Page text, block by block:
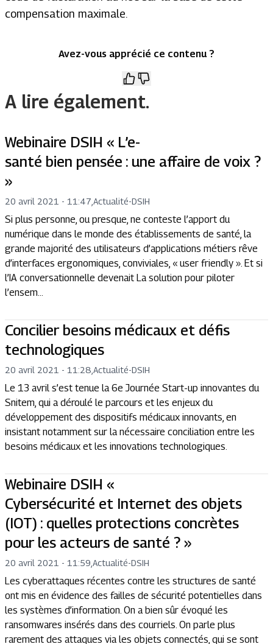
compensation maximale.
Avez-vous apprécié ce contenu ?
A lire également.
Webinaire DSIH « L’e-
santé bien pensée : une affaire de voix ?
»
20 avril 2021 - 11:47 Actualité-DSIH
Si plus personne, ou presque, ne conteste l’apport du
numérique dans le monde des établissements de santé, la
grande majorité des utilisateurs d’applications métiers rêve
d’interfaces ergonomiques, conviviales, « user friendly ». Et si
l’IA conversationnelle devenait La solution pour piloter
l’ensem...
Concilier besoins médicaux et défis
technologiques
20 avril 2021 - 11:28 Actualité-DSIH
Le 13 avril s’est tenue la 6e Journée Start-up innovantes du
Snitem, qui a déroulé le parcours et les enjeux du
développement des dispositifs médicaux innovants, en
insistant notamment sur la nécessaire conciliation entre les
besoins médicaux et les innovations technologiques.
Webinaire DSIH «
Cybersécurité et Internet des objets
(IOT) : quelles protections concrètes
pour les acteurs de santé ? »
20 avril 2021 - 11:59 Actualité-DSIH
Les cyberattaques récentes contre les structures de santé
ont mis en évidence des failles de sécurité potentielles dans
les systèmes d’information. On a bien sûr évoqué les
ransomwares insérés dans des courriels. On parle plus
rarement des attaques via les objets connectés, qui se sont